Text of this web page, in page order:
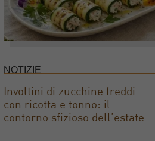
NOTIZIE
Involtini di zucchine freddi
con ricotta e tonno: il
contorno sfizioso dell’estate